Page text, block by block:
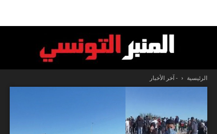
المنبر
الرئيسية - آخر الأخبار